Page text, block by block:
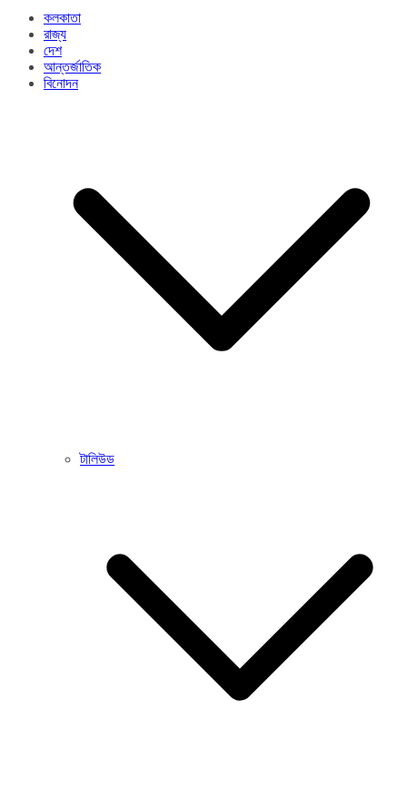
কলকাতা
রাজ্য​
দেশ
আন্তর্জাতিক
বিনোদন
টালিউড